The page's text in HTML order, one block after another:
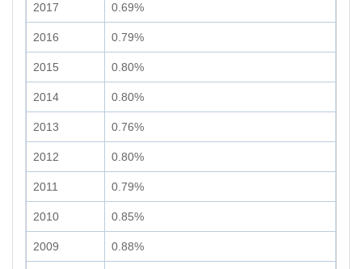
2017 0.69%
2016 0.79%
2015 0.80%
2014 0.80%
2013 0.76%
2012 0.80%
2011 0.79%
2010 0.85%
2009 0.88%